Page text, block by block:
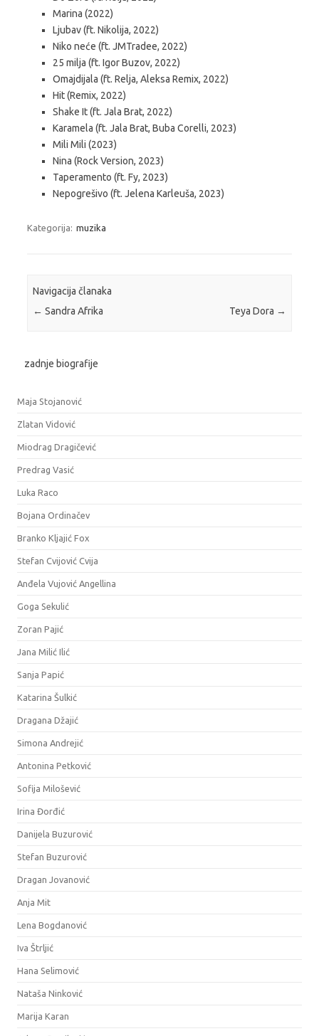
Marina (2022)
Ljubav (ft. Nikolija, 2022)
Niko neće (ft. JMTradee, 2022)
25 milja (ft. Igor Buzov, 2022)
Omajdijala (ft. Relja, Aleksa Remix, 2022)
Hit (Remix, 2022)
Shake It (ft. Jala Brat, 2022)
Karamela (ft. Jala Brat, Buba Corelli, 2023)
Mili Mili (2023)
Nina (Rock Version, 2023)
Taperamento (ft. Fy, 2023)
Nepogrešivo (ft. Jelena Karleuša, 2023)
Kategorija: muzika
Navigacija članaka
← Sandra Afrika Teya Dora →
zadnje biografije
Maja Stojanović
Zlatan Vidović
Miodrag Dragičević
Predrag Vasić
Luka Raco
Bojana Ordinačev
Branko Kljajić Fox
Stefan Cvijović Cvija
Anđela Vujović Angellina
Goga Sekulić
Zoran Pajić
Jana Milić Ilić
Sanja Papić
Katarina Šulkić
Dragana Džajić
Simona Andrejić
Antonina Petković
Sofija Milošević
Irina Đorđić
Danijela Buzurović
Stefan Buzurović
Dragan Jovanović
Anja Mit
Lena Bogdanović
Iva Štrljić
Hana Selimović
Nataša Ninković
Marija Karan